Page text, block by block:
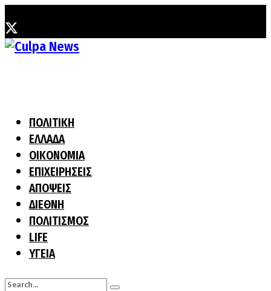
ΠΟΛΙΤΙΚΗ
ΕΛΛΑΔΑ
ΟΙΚΟΝΟΜΙΑ
ΕΠΙΧΕΙΡΗΣΕΙΣ
ΑΠΟΨΕΙΣ
ΔΙΕΘΝΗ
ΠΟΛΙΤΙΣΜΟΣ
LIFE
ΥΓΕΙΑ